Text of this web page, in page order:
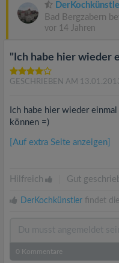
Bad Bergzabern
vor 14 Jahren
"Ich habe hier wieder
GESCHRIEBEN AM
Ich habe hier wieder
können =)
[Auf extra Seite anzeigen]
Hilfreich Gut
DerKochkünstler findet
0 Kommentare